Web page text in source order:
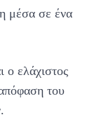
μέσα σε ένα
ο ελάχιστος
του